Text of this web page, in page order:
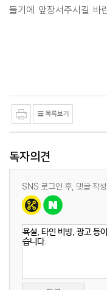
들기에 앞장서주시길 바
독자의견
SNS 로그인 후, 댓글 작